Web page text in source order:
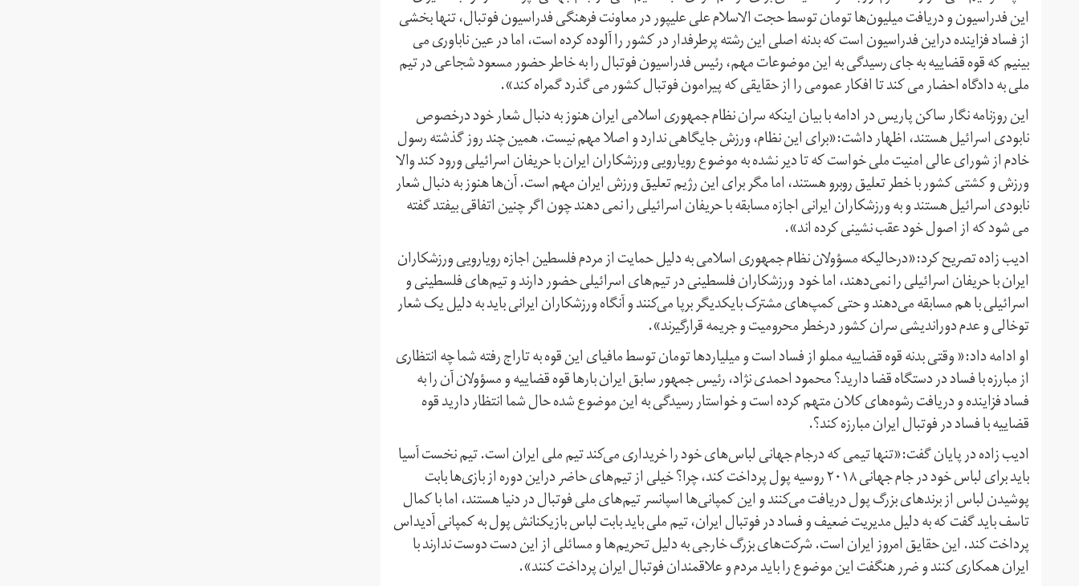
این فدراسیون و دریافت میلیون‌ها تومان توسط حجت الاسلام علی علیپور در معاونت فرهنگی فدراسیون فوتبال، تنها بخشی
از فساد فزاینده دراین فدراسیون است که بدنه اصلی این رشته پرطرفدار در کشور را آلوده کرده است، اما در عین ناباوری می
بینیم که قوه قضاییه به جای رسیدگی به این موضوعات مهم، رئیس فدراسیون فوتبال را به خاطر حضور مسعود شجاعی در تیم
ملی به دادگاه احضار می کند تا افکار عمومی را از حقایقی که پیرامون فوتبال کشور می گذرد گمراه کند».
این روزنامه نگار ساکن پاریس در ادامه با بیان اینکه سران نظام جمهوری اسلامی ایران هنوز به دنبال شعار خود درخصوص
نابودی اسرائیل هستند، اظهار داشت:«برای این نظام، ورزش جایگاهی ندارد و اصلا مهم نیست. همین چند روز گذشته رسول
خادم از شورای عالی امنیت ملی خواست که تا دیر نشده به موضوع رویارویی ورزشکاران ایران با حریفان اسرائیلی ورود کند والا
ورزش و کشتی کشور با خطر تعلیق روبرو هستند، اما مگر برای این رژیم تعلیق ورزش ایران مهم است. آن‌ها هنوز به دنبال شعار
نابودی اسرائیل هستند و به ورزشکاران ایرانی اجازه مسابقه با حریفان اسرائیلی را نمی دهند چون اگر چنین اتفاقی بیفتد گفته
می شود که از اصول خود عقب نشینی کرده اند».
ادیب زاده تصریح کرد:«درحالیکه مسؤولان نظام جمهوری اسلامی به دلیل حمایت از مردم فلسطین اجازه رویارویی ورزشکاران
ایران با حریفان اسرائیلی را نمی‌دهند، اما خود ورزشکاران فلسطینی در تیم‌های اسرائیلی حضور دارند و تیم‌های فلسطینی و
اسرائیلی با هم مسابقه می‌دهند و حتی کمپ‌های مشترک بایکدیگر برپا می‌کنند و آنگاه ورزشکاران ایرانی باید به دلیل یک شعار
توخالی و عدم دوراندیشی سران کشور درخطر محرومیت و جریمه قرارگیرند».
او ادامه داد:« وقتی بدنه قوه قضاییه مملو از فساد است و میلیاردها تومان توسط مافیای این قوه به تاراج رفته شما چه انتظاری
از مبارزه با فساد در دستگاه قضا دارید؟ محمود احمدی نژاد، رئیس جمهور سابق ایران بارها قوه قضاییه و مسؤولان آن را به
فساد فزاینده و دریافت رشوه‌های کلان متهم کرده است و خواستار رسیدگی به این موضوع شده حال شما انتظار دارید قوه
قضاییه با فساد در فوتبال ایران مبارزه کند؟.
ادیب زاده در پایان گفت:«تنها تیمی که درجام جهانی لباس‌های خود را خریداری می‌کند تیم ملی ایران است. تیم نخست آسیا
باید برای لباس خود در جام جهانی ۲۰۱۸ روسیه پول پرداخت کند، چرا؟ خیلی از تیم‌های حاضر دراین دوره از بازی‌ها بابت
پوشیدن لباس از برندهای بزرگ پول دریافت می‌کنند و این کمپانی‌ها اسپانسر تیم‌های ملی فوتبال در دنیا هستند، اما با کمال
تاسف باید گفت که به دلیل مدیریت ضعیف و فساد در فوتبال ایران، تیم ملی باید بابت لباس بازیکنانش پول به کمپانی آدیداس
پرداخت کند. این حقایق امروز ایران است. شرکت‌های بزرگ خارجی به دلیل تحریم‌ها و مسائلی از این دست دوست ندارند با
ایران همکاری کنند و ضرر هنگفت این موضوع را باید مردم و علاقمندان فوتبال ایران پرداخت کنند».